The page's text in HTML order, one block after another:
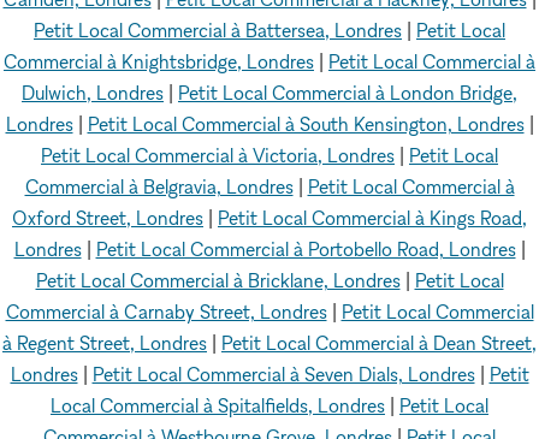
Petit Local Commercial à Battersea, Londres | Petit Local
Commercial à Knightsbridge, Londres | Petit Local Commercial à
Dulwich, Londres | Petit Local Commercial à London Bridge,
Londres| Petit Local Commercial à South Kensington, Londres|
Petit Local Commercial à Victoria, Londres | Petit Local
Commercial à Belgravia, Londres| Petit Local Commercial à
Oxford Street, Londres | Petit Local Commercial à Kings Road,
Londres| Petit Local Commercial à Portobello Road, Londres|
Petit Local Commercial à Bricklane, Londres| Petit Local
Commercial à Carnaby Street, Londres| Petit Local Commercial
à Regent Street, Londres | Petit Local Commercial à Dean Street,
Londres| Petit Local Commercial à Seven Dials, Londres| Petit
Local Commercial à Spitalfields, Londres | Petit Local